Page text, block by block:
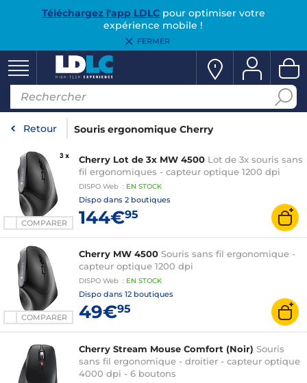
Téléchargez l'app LDLCpour optimiser votre
expérience mobile !
FERMER
Retour Souris ergonomique Cherry
COMPARER
Cherry Lot de 3x MW 4500 Lot de 3x souris sans
fil ergonomiques - capteur optique 1200 dpi
DISPO Web : EN STOCK
Dispo dans 2 boutiques
144€95
COMPARER
Cherry MW 4500 Souris sans fil ergonomique -
capteur optique 1200 dpi
DISPO Web : EN STOCK
Dispo dans 12 boutiques
49€95
Cherry Stream Mouse Comfort (Noir) Souris
sans fil ergonomique - droitier - capteur optique
4000 dpi - 6 boutons